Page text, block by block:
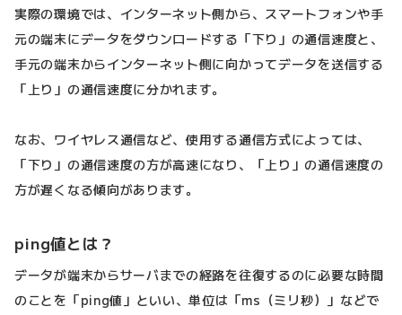
実際の環境では、インターネット側から、スマートフォンや手
元の端末にデータをダウンロードする「下り」の通信速度と、
手元の端末からインターネット側に向かってデータを送信する
「上り」の通信速度に分かれます。
なお、ワイヤレス通信など、使用する通信方式によっては、
「下り」の通信速度の方が高速になり、「上り」の通信速度の
方が遅くなる傾向があります。
ping値とは？
データが端末からサーバまでの経路を往復するのに必要な時間
のことを「ping値」といい、単位は「ms（ミリ秒）」などで